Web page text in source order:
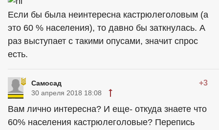
Если бы была неинтересна кастрюлеголовым (а
это 60 % населения), то давно бы заткнулась. А
раз выступает с такими опусами, значит спрос
есть.
Самосад +3
30 апреля 2018 18:08
Вам лично интересна? И еще- откуда знаете что
60% населения кастрюлеголовые? Перепись